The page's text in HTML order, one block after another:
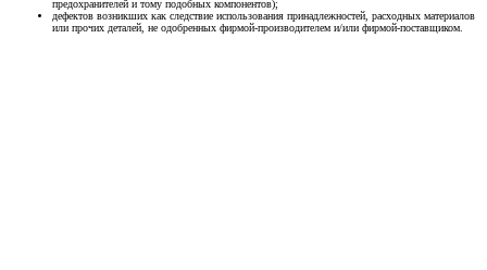
предохранителей и тому подобных компонентов);
дефектов возникших как следствие использования принадлежностей, расходных материалов
или прочих деталей, не одобренных фирмой-производителем и/или фирмой-поставщиком.